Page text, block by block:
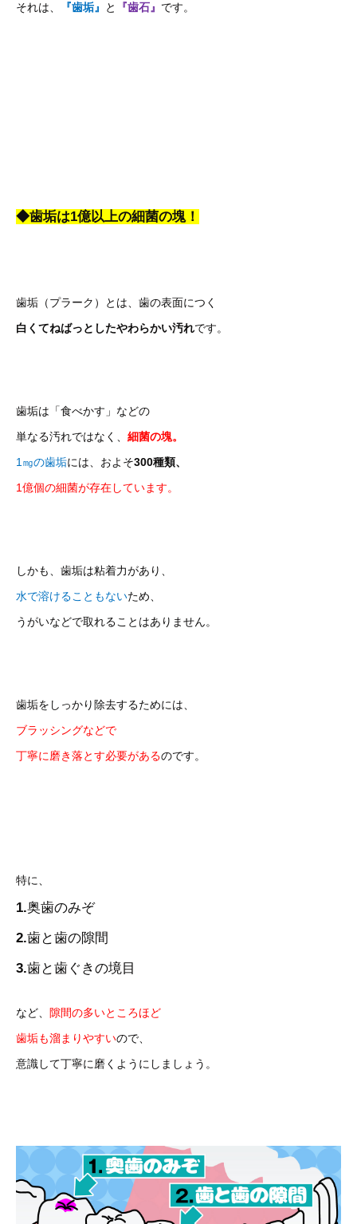
それは、
『歯垢』 と 『歯石』 です。
◆歯垢は1億以上の細菌の塊！
歯垢（プラーク）とは、歯の表面につく
白くてねばっとしたやわらかい汚れです。
歯垢は「食べかす」などの
単なる汚れではなく、 細菌の塊。
1㎎の歯垢には、およそ300種類、
1億個の細菌が存在しています。
しかも、歯垢は粘着力があり、
水で溶けることもないため、
うがいなどで取れることはありません。
歯垢をしっかり除去するためには、
ブラッシングなどで
丁寧に磨き落とす必要があるのです。
特に、
1.奥歯のみぞ
2.歯と歯の隙間
3.歯と歯ぐきの境目
など、
隙間の多いところほど
歯垢も溜まりやすいので、
意識して丁寧に磨くようにしましょう。